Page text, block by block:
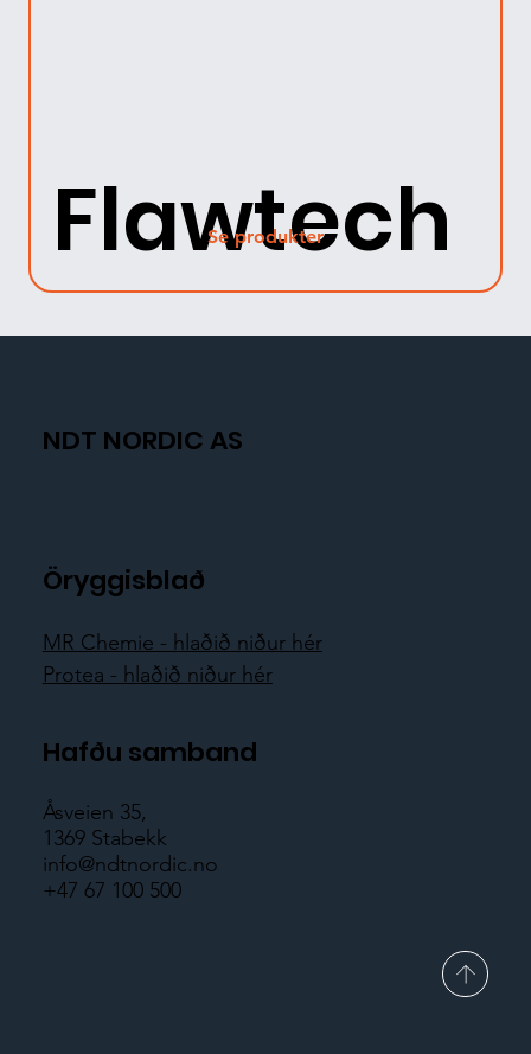
Flawtech
Se produkter
NDT NORDIC AS
Öryggisblað
MR Chemie - hlaðið niður hér
Protea - hlaðið niður hér
Hafðu samband
Åsveien 35,
1369 Stabekk
info@ndtnordic.no
+47 67 100 500